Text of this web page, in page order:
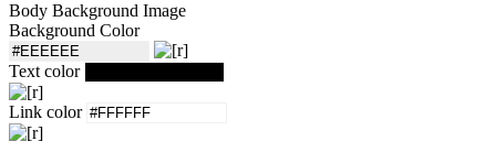
Body Background Image
Background Color
Text color
Link color